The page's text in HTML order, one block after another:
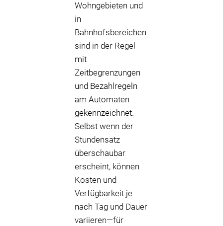
Wohngebieten und
in
Bahnhofsbereichen
sind in der Regel
mit
Zeitbegrenzungen
und Bezahlregeln
am Automaten
gekennzeichnet.
Selbst wenn der
Stundensatz
überschaubar
erscheint, können
Kosten und
Verfügbarkeit je
nach Tag und Dauer
variieren—für